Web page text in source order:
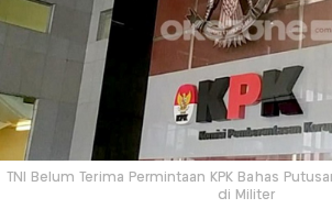
TNI Belum Terima Permintaan KPK Bahas
di Militer